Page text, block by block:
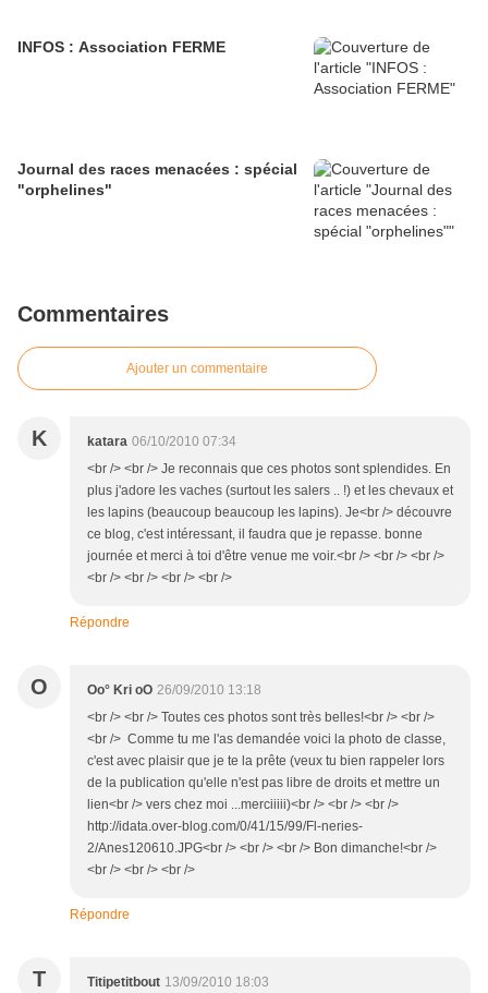
INFOS : Association FERME
Journal des races menacées : spécial
"orphelines"
Commentaires
Ajouter un commentaire
K katara 06/10/2010 07:34
<br /> <br /> Je reconnais que ces photos sont splendides. En
plus j'adore les vaches (surtout les salers .. !) et les chevaux et
les lapins (beaucoup beaucoup les lapins). Je<br /> découvre
ce blog, c'est intéressant, il faudra que je repasse. bonne
journée et merci à toi d'être venue me voir.<br /> <br /> <br />
<br /> <br /> <br /> <br />
Répondre
O Oo° Kri oO 26/09/2010 13:18
<br /> <br /> Toutes ces photos sont très belles!<br /> <br />
<br /> Comme tu me l'as demandée voici la photo de classe,
c'est avec plaisir que je te la prête (veux tu bien rappeler lors
de la publication qu'elle n'est pas libre de droits et mettre un
lien<br /> vers chez moi ...merciiiii)<br /> <br /> <br />
http://idata.over-blog.com/0/41/15/99/Fl-neries-
2/Anes120610.JPG<br /> <br /> <br /> Bon dimanche!<br />
<br /> <br /> <br />
Répondre
T Titipetitbout 13/09/2010 18:03